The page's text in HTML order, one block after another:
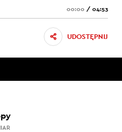
00:00 / 04:53
UDOSTĘPNIJ